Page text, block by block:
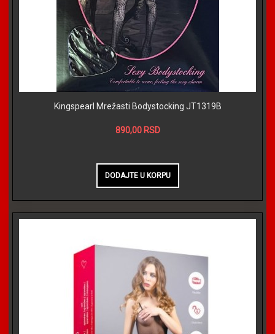
Kingspearl Mrežasti Bodystocking JT1319B
890,00 RSD